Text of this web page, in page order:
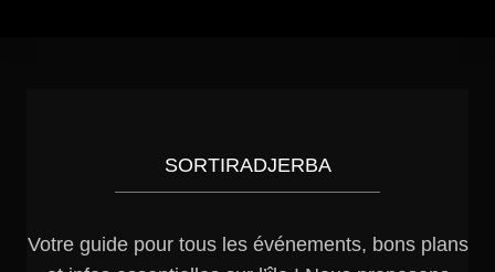
SORTIRADJERBA
Votre guide pour tous les événements, bons plans